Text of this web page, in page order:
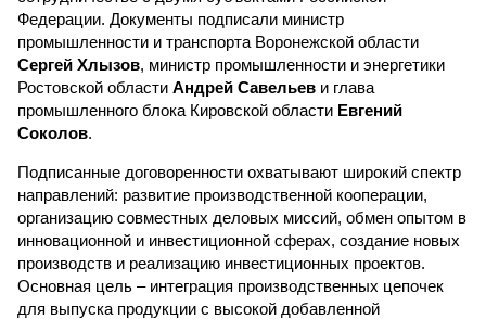
Федерации. Документы подписали министр
промышленности и транспорта Воронежской области
Сергей Хлызов, министр промышленности и энергетики
Ростовской области Андрей Савельев и глава
промышленного блока Кировской области Евгений
Соколов.
Подписанные договоренности охватывают широкий спектр
направлений: развитие производственной кооперации,
организацию совместных деловых миссий, обмен опытом в
инновационной и инвестиционной сферах, создание новых
производств и реализацию инвестиционных проектов.
Основная цель – интеграция производственных цепочек
для выпуска продукции с высокой добавленной